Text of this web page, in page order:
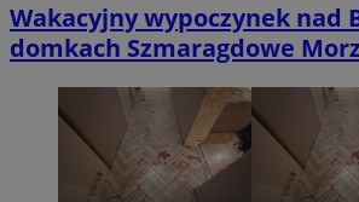
Wakacyjny wypoczynek nad
domkach Szmaragdowe